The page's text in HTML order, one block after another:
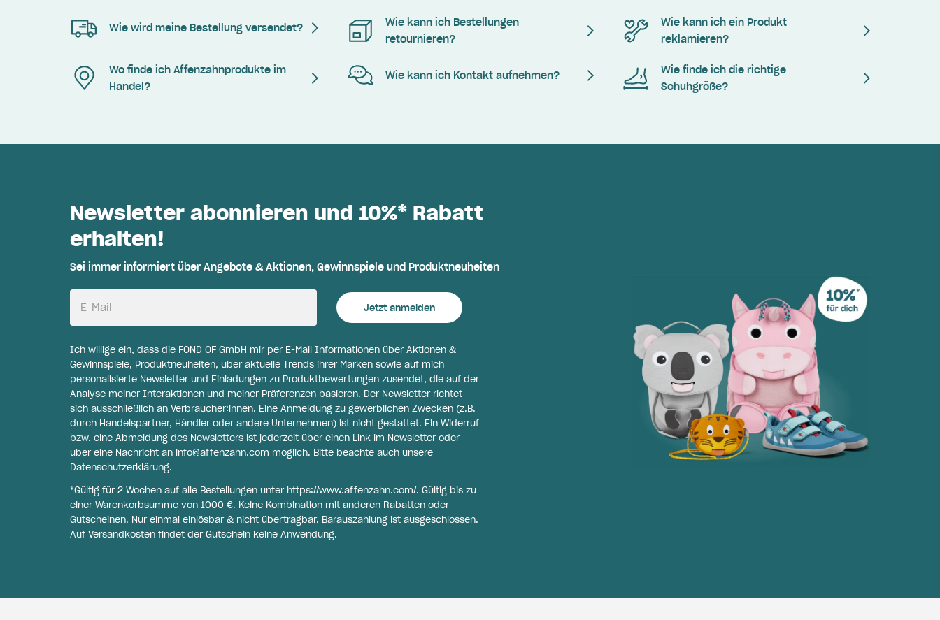
Wie wird meine Bestellung versendet?
Wie kann ich Bestellungen
retournieren?
Wie kann ich ein Produkt
reklamieren?
Wo finde ich Affenzahnprodukte im
Handel?
Wie kann ich Kontakt aufnehmen?
Wie finde ich die richtige
Schuhgröße?
Newsletter abonnieren und 10%* Rabatt
erhalten!
Sei immer informiert über Angebote & Aktionen, Gewinnspiele und Produktneuheiten
E-Mail Jetzt anmelden
Ich willige ein, dass die FOND OF GmbH mir per E-Mail Informationen über Aktionen &
Gewinnspiele, Produktneuheiten, über aktuelle Trends ihrer Marken sowie auf mich
personalisierte Newsletter und Einladungen zu Produktbewertungen zusendet, die auf der
Analyse meiner Interaktionen und meiner Präferenzen basieren. Der Newsletter richtet
sich ausschließlich an Verbraucher:innen. Eine Anmeldung zu gewerblichen Zwecken (z.B.
durch Handelspartner, Händler oder andere Unternehmen) ist nicht gestattet. Ein Widerruf
bzw. eine Abmeldung des Newsletters ist jederzeit über einen Link im Newsletter oder
über eine Nachricht an info@affenzahn.com möglich. Bitte beachte auch unsere
Datenschutzerklärung.
*Gültig für 2 Wochen auf alle Bestellungen unter https://www.affenzahn.com/. Gültig bis zu
einer Warenkorbsumme von 1000 €. Keine Kombination mit anderen Rabatten oder
Gutscheinen. Nur einmal einlösbar & nicht übertragbar. Barauszahlung ist ausgeschlossen.
Auf Versandkosten findet der Gutschein keine Anwendung.